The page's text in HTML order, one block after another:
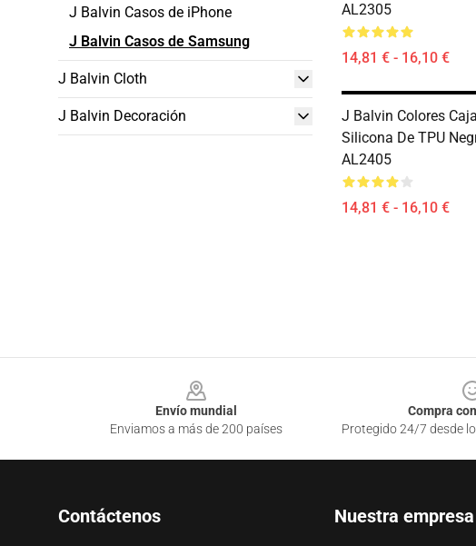
J Balvin Casos de iPhone
J Balvin Casos de Samsung
J Balvin Cloth
J Balvin Decoración
AL2305
14,81 € - 16,10 €
J Balvin Colores
Silicona De TPU
AL2405
14,81 € - 16,10 €
Envío mundial
Enviamos a más de 200 países
Compra
Protegido 24/7 desde
Contáctenos Nuestra empresa